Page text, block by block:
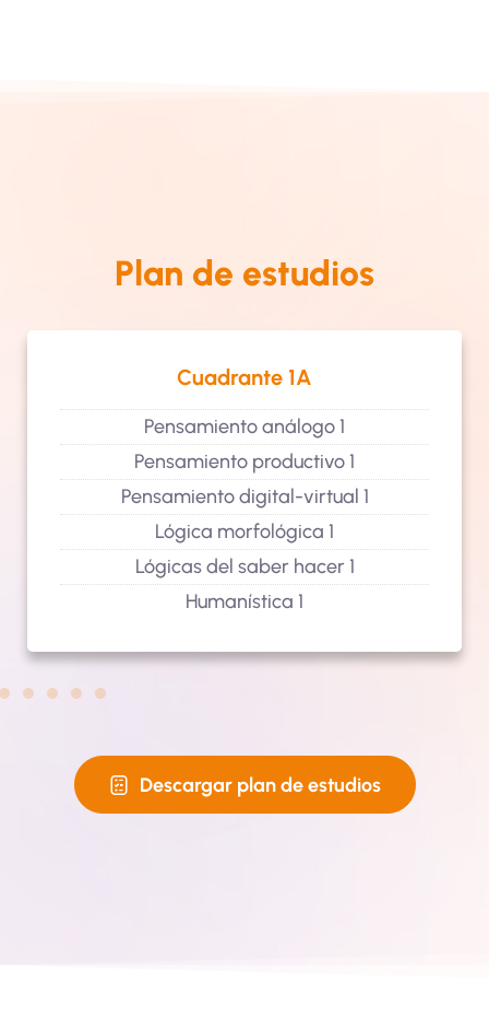
Plan de estudios
Cuadrante 1A
Pensamiento análogo 1
Pensamiento productivo 1
Pensamiento digital-virtual 1
Lógica morfológica 1
Lógicas del saber hacer 1
Humanística 1
Descargar plan de estudios